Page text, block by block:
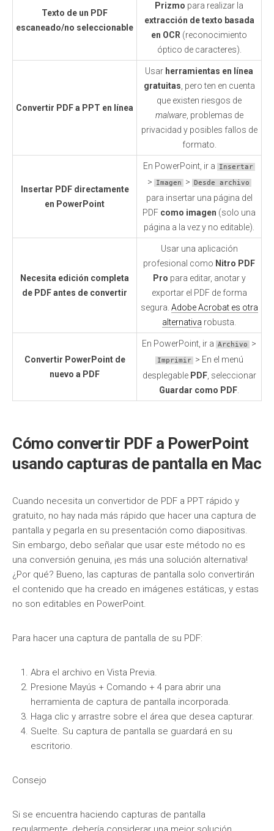
Texto de un PDF
escaneado/no seleccionable
Prizmo para realizar la
extracción de texto basada
en OCR (reconocimiento
óptico de caracteres).
Convertir PDF a PPT en línea
Usar herramientas en línea
gratuitas , pero ten en cuenta
que existen riesgos de
malware, problemas de
privacidad y posibles fallos de
formato.
Insertar PDF directamente
en PowerPoint
En PowerPoint, ir a Insertar
> Imagen > Desde archivo
para insertar una página del
PDF como imagen (solo una
página a la vez y no editable).
Necesita edición completa
de PDF antes de convertir
Usar una aplicación
profesional como Nitro PDF
Pro para editar, anotar y
exportar el PDF de forma
segura. Adobe Acrobat es otra
alternativa robusta.
Convertir PowerPoint de
nuevo a PDF
En PowerPoint, ir a Archivo >
Imprimir > En el menú
desplegable PDF, seleccionar
Guardar como PDF
Cómo convertir PDF a PowerPoint
usando capturas de pantalla en Mac
Cuando necesita un convertidor de PDF a PPT rápido y
gratuito, no hay nada más rápido que hacer una captura de
pantalla y pegarla en su presentación como diapositivas.
Sin embargo, debo señalar que usar este método no es
una conversión genuina, ¡es más una solución alternativa!
¿Por qué? Bueno, las capturas de pantalla solo convertirán
el contenido que ha creado en imágenes estáticas, y estas
no son editables en PowerPoint.
Para hacer una captura de pantalla de su PDF:
Abra el archivo en Vista Previa.
Presione Mayús + Comando + 4 para abrir una
herramienta de captura de pantalla incorporada.
Haga clic y arrastre sobre el área que desea capturar.
Suelte. Su captura de pantalla se guardará en su
escritorio.
Consejo
Si se encuentra haciendo capturas de pantalla